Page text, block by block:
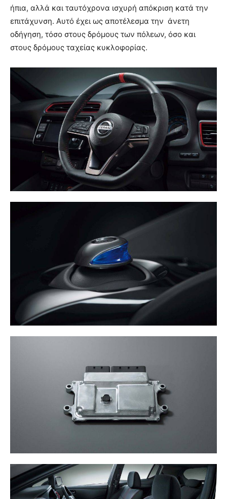
ήπια, αλλά και ταυτόχρονα ισχυρή απόκριση κατά την
επιτάχυνση. Αυτό έχει ως αποτέλεσμα την άνετη
οδήγηση, τόσο στους δρόμους των πόλεων, όσο και
στους δρόμους ταχείας κυκλοφορίας.